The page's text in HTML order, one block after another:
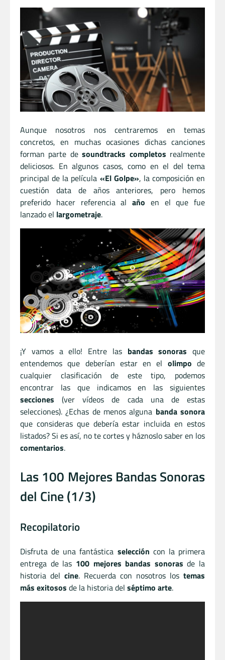
Aunque nosotros nos centraremos en temas
concretos, en muchas ocasiones dichas canciones
forman parte desoundtracks completos realmente
deliciosos. En algunos casos, como en el del tema
principal de la película «El Golpe», la composición en
cuestión data de años anteriores, pero hemos
preferido hacer referencia al año en el que fue
lanzado el largometraje.
¡Y vamos a ello! Entre las bandas sonoras que
entendemos que deberían estar en el olimpo de
cualquier clasificación de este tipo, podemos
encontrar las que indicamos en las siguientes
secciones (ver vídeos de cada una de estas
selecciones). ¿Echas de menos alguna banda sonora
que consideras que debería estar incluida en estos
listados? Si es así, no te cortes y háznoslo saber en los
comentarios.
Las 100 Mejores Bandas Sonoras
del Cine (1/3)
Recopilatorio
Disfruta de una fantástica selección con la primera
entrega de las 100 mejores bandas sonoras de la
historia del cine. Recuerda con nosotros los temas
más exitosos de la historia del séptimo arte.